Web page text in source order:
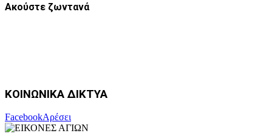
Ακούστε ζωντανά
ΚΟΙΝΩΝΙΚΑ ΔΙΚΤΥΑ
FacebookΑρέσει